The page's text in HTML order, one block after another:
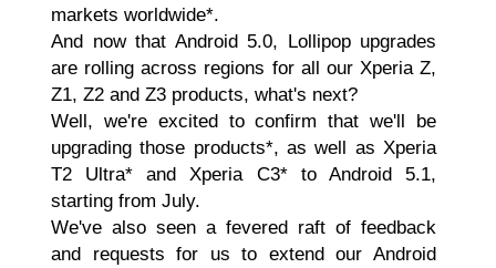
markets worldwide*.
And now that Android 5.0, Lollipop upgrades
are rolling across regions for all our Xperia Z,
Z1, Z2 and Z3 products, what's next?
Well, we're excited to confirm that we'll be
upgrading those products*, as well as Xperia
T2 Ultra* and Xperia C3* to Android 5.1,
starting from July.
We've also seen a fevered raft of feedback
and requests for us to extend our Android